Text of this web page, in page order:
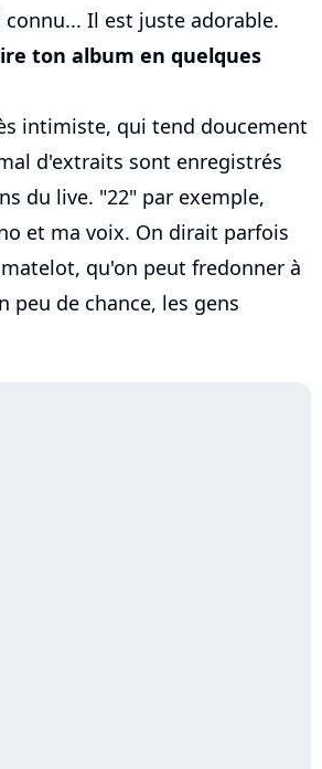
Il est juste adorable.
ton album en quelques
intimiste, qui tend doucement
d'extraits sont enregistrés
du live. "22" par exemple,
et ma voix. On dirait parfois
qu'on peut fredonner à
peu de chance, les gens